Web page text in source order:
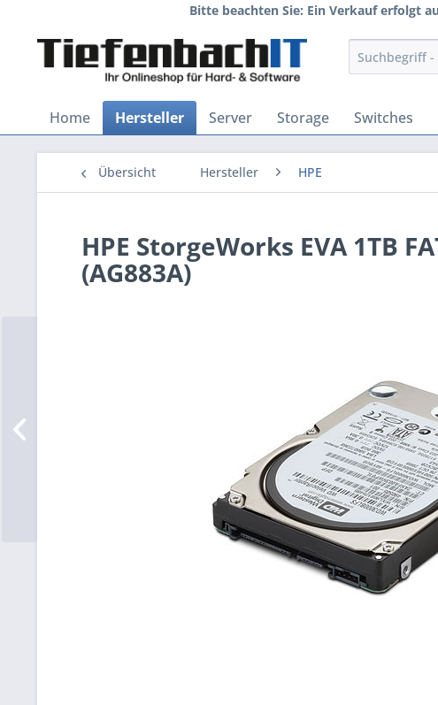
Bitte beachten Sie: Ein Verkauf erfolgt
Home Hersteller Server Storage Switches
Übersicht Hersteller HPE
HPE StorgeWorks EVA 1TB
(AG883A)